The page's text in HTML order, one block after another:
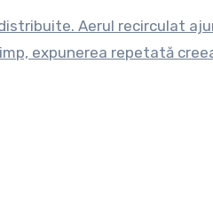
Aerul recirculat
expunerea repetată